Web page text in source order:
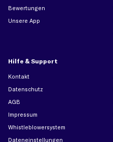
Bewertungen
Unsere App
Hilfe & Support
Kontakt
Datenschutz
AGB
Impressum
Whistleblowersystem
Dateneinstellungen